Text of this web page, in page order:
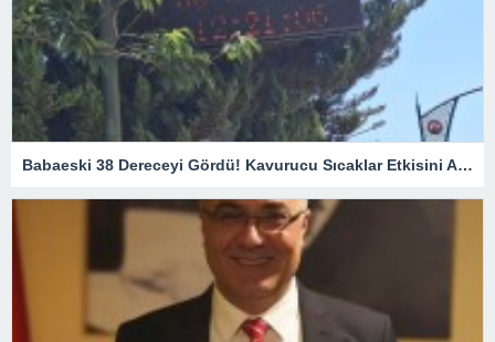
Babaeski 38 Dereceyi Gördü! Kavurucu Sıcaklar Etkisini Artırıyor